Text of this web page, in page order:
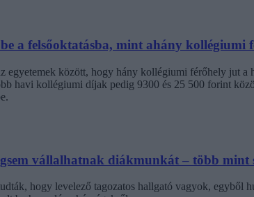
a felsőoktatásba, mint ahány kollégiumi
egyetemek között, hogy hány kollégiumi férőhely jut
havi kollégiumi díjak pedig 9300 és 25 500 forint
vállalhatnak diákmunkát – több mint
hogy levelező tagozatos hallgató vagyok, egyből